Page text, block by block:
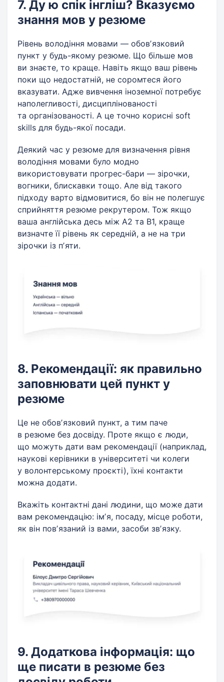
7. Ду ю спік інгліш? Вказуємо
знання мов у резюме
Рівень володіння мовами — обовʼязковий
пункт у будь-якому резюме. Що більше мов
ви знаєте, то краще. Навіть якщо ваш рівень
поки що недостатній, не соромтеся його
вказувати. Адже вивчення іноземної потребує
наполегливості, дисциплінованості
та організованості. А це точно корисні soft
skills для будь-якої посади.
Деякий час у резюме для визначення рівня
володіння мовами було модно
використовувати прогрес-бари — зірочки,
вогники, блискавки тощо. Але від такого
підходу варто відмовитися, бо він не полегшує
сприйняття резюме рекрутером. Тож якщо
ваша англійська десь між А2 та В1, краще
визначте її рівень як середній, а не на три
зірочки із пʼяти.
8. Рекомендації: як правильно
заповнювати цей пункт у
резюме
Це не обовʼязковий пункт, а тим паче
в резюме без досвіду. Проте якщо є люди,
що можуть дати вам рекомендації (наприклад,
наукові керівники в університеті чи колеги
у волонтерському проєкті), їхні контакти
можна додати.
Вкажіть контактні дані людини, що може дати
вам рекомендацію: імʼя, посаду, місце роботи,
як він повʼязаний із вами, засоби звʼязку.
9. Додаткова інформація: що
ще писати в резюме без